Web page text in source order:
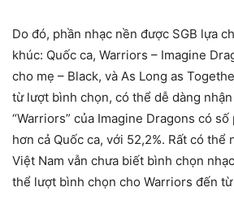
Do đó, phần nhạc nền được SGB lựa
khúc: Quốc ca, Warriors – Imagine
cho mẹ – Black, và As Long as
từ lượt bình chọn, có thể dễ dàng
“Warriors” của Imagine Dragons có
hơn cả Quốc ca, với 52,2%. Rất có thể
Việt Nam vẫn chưa biết bình chọn
thể lượt bình chọn cho Warriors đến